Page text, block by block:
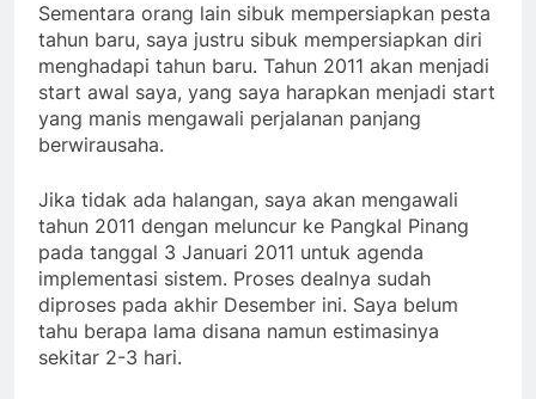
Sementara orang lain sibuk mempersiapkan pesta
tahun baru, saya justru sibuk mempersiapkan diri
menghadapi tahun baru. Tahun 2011 akan menjadi
start awal saya, yang saya harapkan menjadi start
yang manis mengawali perjalanan panjang
berwirausaha.
Jika tidak ada halangan, saya akan mengawali
tahun 2011 dengan meluncur ke Pangkal Pinang
pada tanggal 3 Januari 2011 untuk agenda
implementasi sistem. Proses dealnya sudah
diproses pada akhir Desember ini. Saya belum
tahu berapa lama disana namun estimasinya
sekitar 2-3 hari.